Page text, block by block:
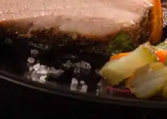
Doces, Bolos e Sobremesas
Pães e Massas
Bebidas
Entrevistas